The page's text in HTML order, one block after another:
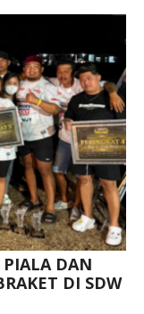
PIALA DAN
DI SDW